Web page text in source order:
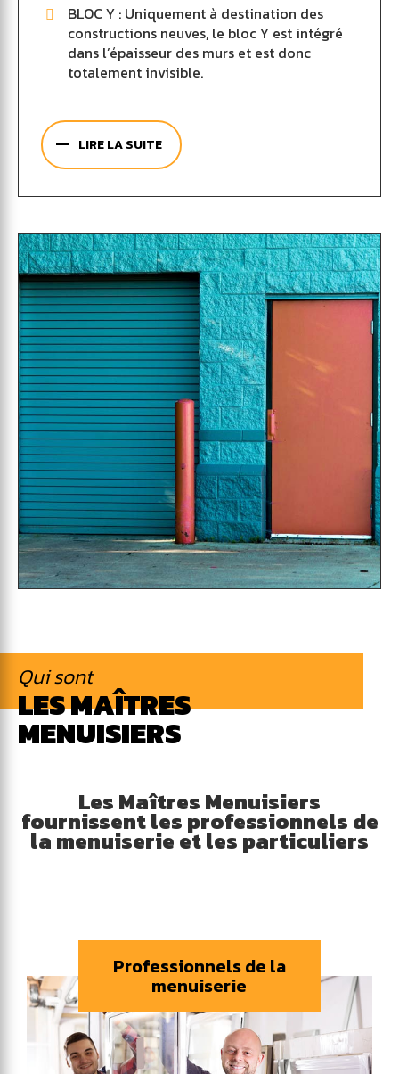
BLOC Y : Uniquement à destination des
constructions neuves, le bloc Y est intégré
dans l’épaisseur des murs et est donc
totalement invisible.
roulants Bloc ID2 de Bubendorff sont faciles à
installer. Garantis 7 ans, ils sont l’assurance
d’une résistance à toute épreuve. De
nombreuses options sont disponibles afin qu’ils
vous aider à faire le bon choix lors de la
commande de vos volets Bubendorff, les
Maîtres Menuisiers mettent à votre disposition
toutes les informations techniques fournis par
le spécialiste français des volets roulants : PV
de conformité des menuiseries, plans de
réservation… Tout est facilement accessible afin
que vous puissiez mener à bien votre projet en
toute sérénité. Spécialistes de la menuiserie
sur-mesure, les Maîtres Menuisiers de Rochefort
vous proposent au meilleur prix des volets
roulants de haute qualité qui satisferont toutes
vos exigences.
Les Maîtres Menuisiers livrent sur toute la France
selon nos conditions générales et vous
proposent leur service de prise de dimensions
de volet roulant Bloc ID2 sur Rochefort ainsi
que La Rochelle, Saintes, Royan et les îles de Ré
LIRE LA SUITE
Qui sont
LES MAÎTRES
MENUISIERS
Les Maîtres Menuisiers
fournissent les professionnels de
la menuiserie et les particuliers
Professionnels de la
menuiserie